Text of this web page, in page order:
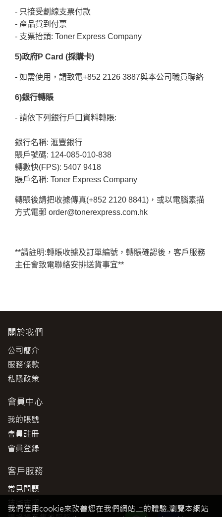
- 只接受劃線支票付款
- 產品貨到付票
- 支票抬頭: Toner Express Company
5)政府P Card (採購卡)
- 如需使用 ， 請致電+852 2126 3887與本公司職員聯絡
6)銀行轉賬
- 請依下列銀行戶囗資料轉賬:
銀行名稱: 滙豐銀行
賬戶號碼: 124-085-010-838
轉數快(FPS): 5407 9418
賬戶名稱: Toner Express Company
轉賬後請把收據傳真(+852 2120 8841) ， 或以電腦素描
方式電郵 order@tonerexpress.com.hk
**請註明:轉賬收據及訂單編號 ， 轉賬確認後 ， 客戶服務
主任會致電聯絡安排送貨事宜**
關於我們
公司簡介
服務條款
私隱政策
會員中心
我的賬號
會員註冊
會員登錄
客戶服務
常見問題
技術支援
我們使用cookie来改善您在我們網站上的體驗.瀏覽本網站